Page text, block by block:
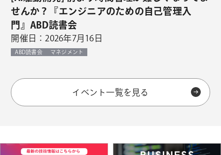
せんか？『エンジニアのための自己管理入
門』ABD読書会
開催日：2026年7月16日
ABD読書会 マネジメント
イベント一覧を見る